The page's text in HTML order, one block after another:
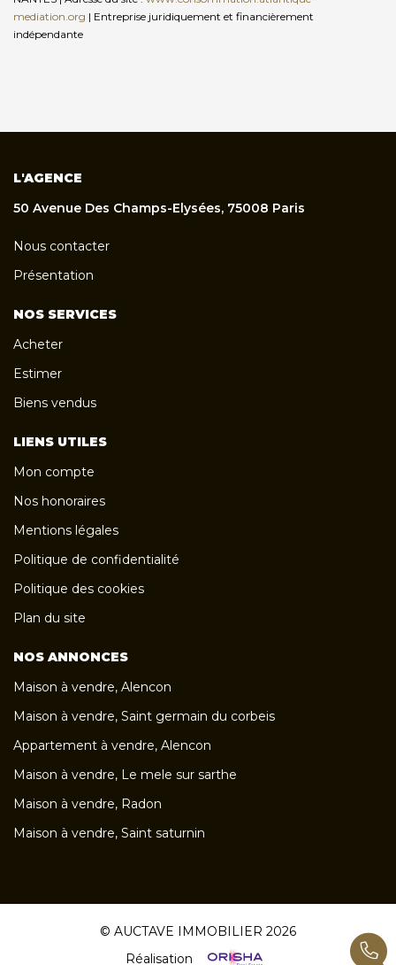
mediation.org | Entreprise juridiquement et financièrement
indépendante
L'AGENCE
50 Avenue Des Champs-Elysées, 75008 Paris
Nous contacter
Présentation
NOS SERVICES
Acheter
Estimer
Biens vendus
LIENS UTILES
Mon compte
Nos honoraires
Mentions légales
Politique de confidentialité
Politique des cookies
Plan du site
NOS ANNONCES
Maison à vendre, Alencon
Maison à vendre, Saint germain du corbeis
Appartement à vendre, Alencon
Maison à vendre, Le mele sur sarthe
Maison à vendre, Radon
Maison à vendre, Saint saturnin
© AUCTAVE IMMOBILIER 2026
Réalisation